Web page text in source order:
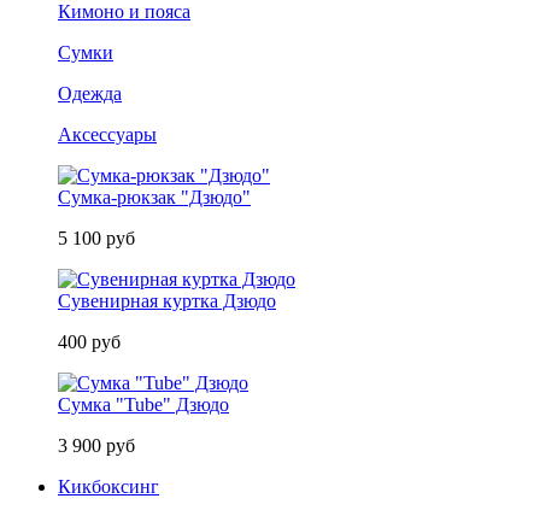
Кимоно и пояса
Сумки
Одежда
Аксессуары
Сумка-рюкзак "Дзюдо"
5 100 руб
Сувенирная куртка Дзюдо
400 руб
Сумка "Tube" Дзюдо
3 900 руб
Кикбоксинг